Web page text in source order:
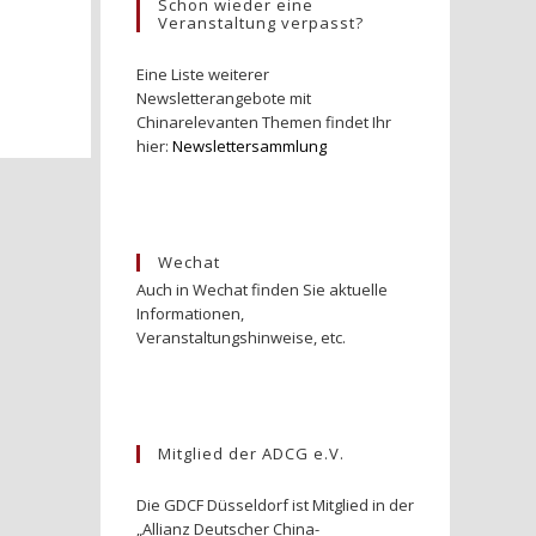
Schon wieder eine
Veranstaltung verpasst?
Eine Liste weiterer
Newsletterangebote mit
Chinarelevanten Themen findet Ihr
hier: Newslettersammlung
Wechat
Auch in Wechat finden Sie aktuelle
Informationen,
Veranstaltungshinweise, etc.
Mitglied der ADCG e.V.
Die GDCF Düsseldorf ist Mitglied in der
„Allianz Deutscher China-